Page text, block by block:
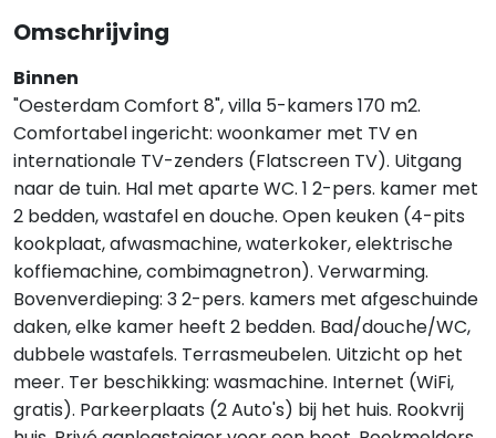
Omschrijving
Binnen
"Oesterdam Comfort 8", villa 5-kamers 170 m2.
Comfortabel ingericht: woonkamer met TV en
internationale TV-zenders (Flatscreen TV). Uitgang
naar de tuin. Hal met aparte WC. 1 2-pers. kamer met
2 bedden, wastafel en douche. Open keuken (4-pits
kookplaat, afwasmachine, waterkoker, elektrische
koffiemachine, combimagnetron). Verwarming.
Bovenverdieping: 3 2-pers. kamers met afgeschuinde
daken, elke kamer heeft 2 bedden. Bad/douche/WC,
dubbele wastafels. Terrasmeubelen. Uitzicht op het
meer. Ter beschikking: wasmachine. Internet (WiFi,
gratis). Parkeerplaats (2 Auto's) bij het huis. Rookvrij